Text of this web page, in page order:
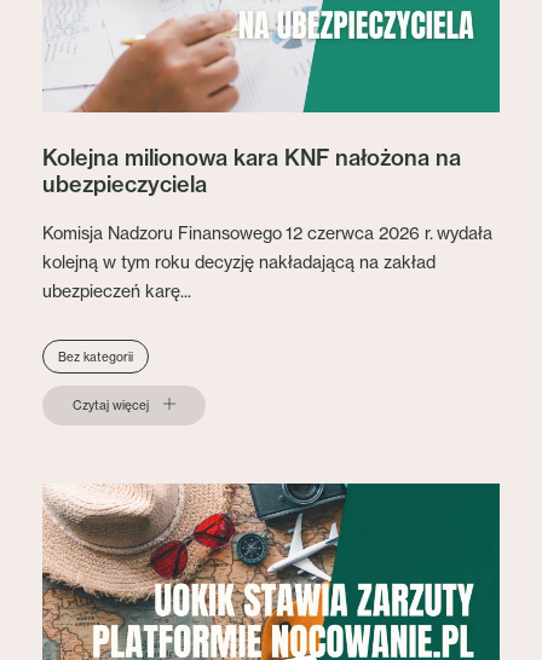
Kolejna milionowa kara KNF nałożona na
ubezpieczyciela
Komisja Nadzoru Finansowego 12 czerwca 2026 r. wydała
kolejną w tym roku decyzję nakładającą na zakład
ubezpieczeń karę...
Bez kategorii
Czytaj więcej